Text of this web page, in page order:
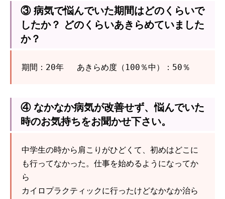
③ 病気で悩んでいた期間はどのくらいで
したか？ どのくらいあきらめていました
か？
期間：20年　 あきらめ度（100％中）：50％
④ なかなか病気が改善せず、悩んでいた
時のお気持ちをお聞かせ下さい。
中学生の時から肩こりがひどくて、初めはどこに
も行ってなかった。仕事を始めるようになってか
ら
カイロプラクティックに行ったけどなかなか治ら